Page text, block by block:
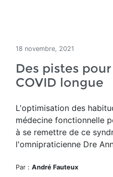
18 novembre, 2021
Des pistes
COVID longue
L'optimisation des
médecine fonctionnelle
à se remettre de ce
l'omnipraticienne Dre
Par : André Fauteux